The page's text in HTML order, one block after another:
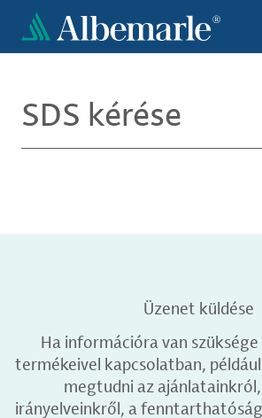
Ugrás
tartalomra
SDS kérése
Üzenet küldése
Ha információra van
termékeivel kapcsolatban,
megtudni az
irányelveinkről, a